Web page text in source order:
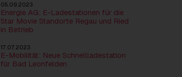
05.09.2023
Energie AG: E-Ladestationen für die
Star Movie Standorte Regau und Ried
in Betrieb
17.07.2023
E-Mobilität: Neue Schnellladestation
für Bad Leonfelden